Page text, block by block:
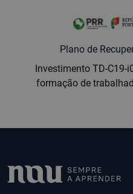
Plano de
Investimento TD-C19-
formação de